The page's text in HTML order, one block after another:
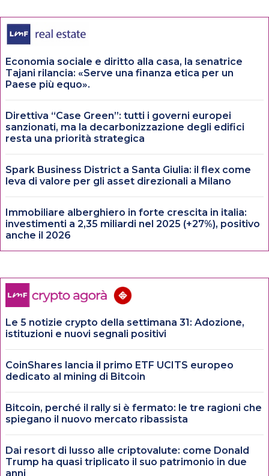
Economia sociale e diritto alla casa, la senatrice
Tajani rilancia: «Serve una finanza etica per un
Paese più equo».
Direttiva “Case Green”: tutti i governi europei
sanzionati, ma la decarbonizzazione degli edifici
resta una priorità strategica
Spark Business District a Santa Giulia: il flex come
leva di valore per gli asset direzionali a Milano
Immobiliare alberghiero in forte crescita in italia:
investimenti a 2,35 miliardi nel 2025 (+27%), positivo
anche il 2026
Le 5 notizie crypto della settimana 31: Adozione,
istituzioni e nuovi segnali positivi
CoinShares lancia il primo ETF UCITS europeo
dedicato al mining di Bitcoin
Bitcoin, perché il rally si è fermato: le tre ragioni che
spiegano il nuovo mercato ribassista
Dai resort di lusso alle criptovalute: come Donald
Trump ha quasi triplicato il suo patrimonio in due
anni